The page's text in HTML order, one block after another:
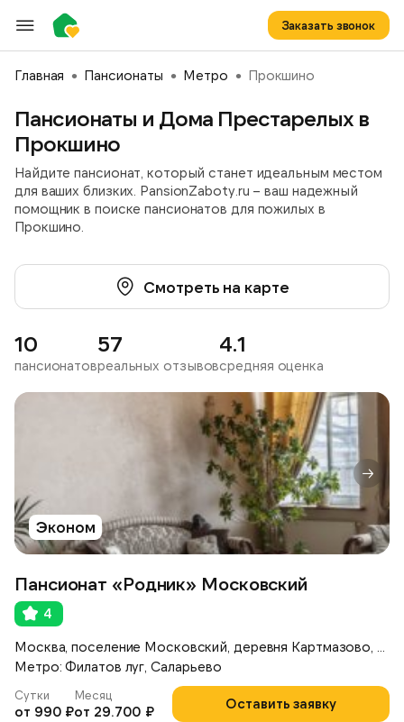
Заказать звонок
Главная Пансионаты Метро Прокшино
Пансионаты и Дома Престарелых в
Прокшино
Найдите пансионат, который станет идеальным местом
для ваших близких. PansionZaboty.ru – ваш надежный
помощник в поиске пансионатов для пожилых в
Прокшино.
Смотреть на карте
10
пансионатов
57
реальных отзывов
4.1
средняя оценка
Эконом
Пансионат «Родник» Московский
4
Метро: Филатов луг, Саларьево
Оставить заявку
Сутки
от 990 ₽
Месяц
от 29.700 ₽